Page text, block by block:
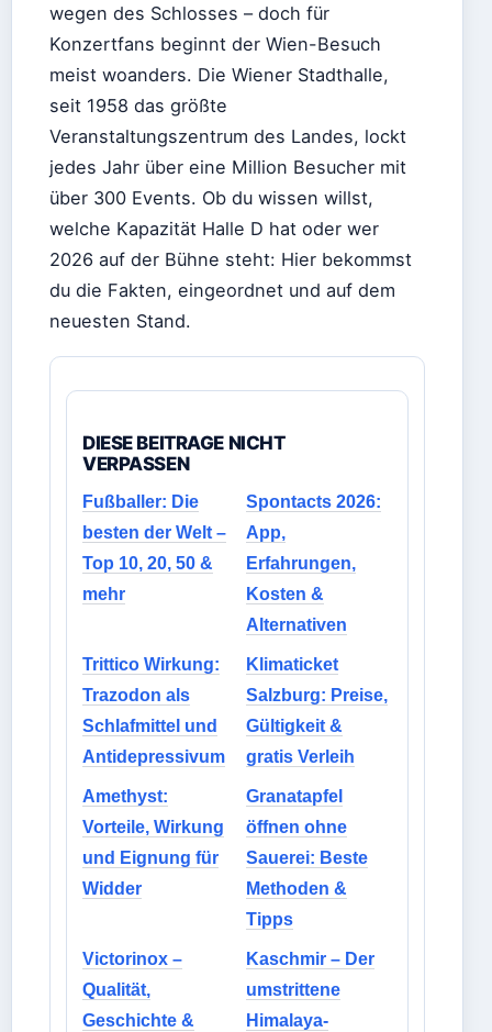
wegen des Schlosses – doch für
Konzertfans beginnt der Wien-Besuch
meist woanders. Die Wiener Stadthalle,
seit 1958 das größte
Veranstaltungszentrum des Landes, lockt
jedes Jahr über eine Million Besucher mit
über 300 Events. Ob du wissen willst,
welche Kapazität Halle D hat oder wer
2026 auf der Bühne steht: Hier bekommst
du die Fakten, eingeordnet und auf dem
neuesten Stand.
DIESE BEITRAGE NICHT
VERPASSEN
Fußballer: Die
besten der Welt –
Top 10, 20, 50 &
mehr
Spontacts 2026:
App,
Erfahrungen,
Kosten &
Alternativen
Trittico Wirkung:
Trazodon als
Schlafmittel und
Antidepressivum
Klimaticket
Salzburg: Preise,
Gültigkeit &
gratis Verleih
Amethyst:
Vorteile, Wirkung
und Eignung für
Widder
Granatapfel
öffnen ohne
Sauerei: Beste
Methoden &
Tipps
Victorinox –
Qualität,
Geschichte &
Kaschmir – Der
umstrittene
Himalaya-